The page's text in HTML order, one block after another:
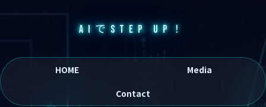
AIでSTEP UP！
HOME
Media
Contact